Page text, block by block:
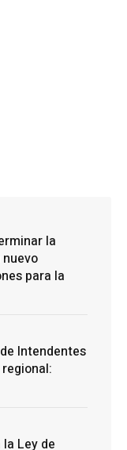
la
nuevo
para la
Intendentes
Ley de